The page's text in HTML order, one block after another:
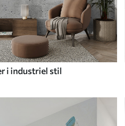
i industriel stil